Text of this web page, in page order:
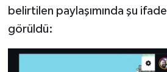
belirtilen paylaşımında şu
görüldü: